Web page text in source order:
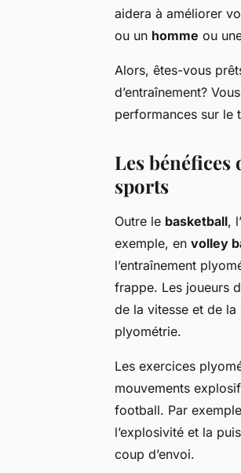
aidera à améliorer
ou un homme ou
Alors, êtes-vous
d’entraînement?
performances sur le
Les
sports
Outre le basketball,
exemple, en volley
l’entraînement
frappe. Les joueurs
de la vitesse et de la
plyométrie.
Les exercices
mouvements
football. Par
l’explosivité et la
coup d’envoi.